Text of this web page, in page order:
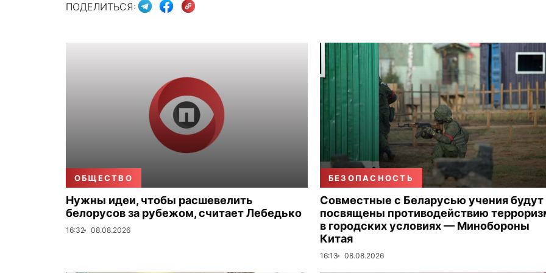
ПОДЕЛИТЬСЯ:
ОБЩЕСТВО
Нужны идеи, чтобы расшевелить
белорусов за рубежом, считает Лебедько
16:32 08.08.2026
БЕЗОПАСНОСТЬ
Совместные с Беларусью учения будут
посвящены противодействию
в городских условиях — Минобороны
Китая
16:13 08.08.2026